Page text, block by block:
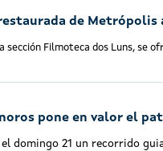
de Metrópolis
sección Filmoteca dos Luns, se
pone en valor el
el domingo 21 un recorrido